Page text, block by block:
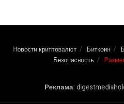
Новости криптовалют Биткоин
Безопасность
Реклама: